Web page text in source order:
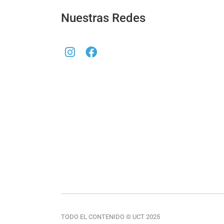
Nuestras Redes
TODO EL CONTENIDO © UCT 2025